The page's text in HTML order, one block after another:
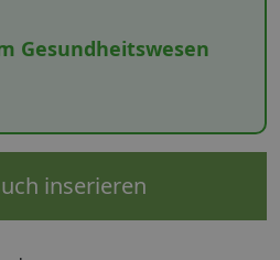
inserieren
Gesundheitswesen